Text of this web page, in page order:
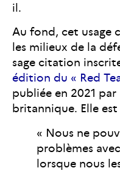
il.
Au fond, cet usage
les milieux de la
sage citation
édition du « Red
publiée en 2021
britannique. Elle
« Nous ne
problèmes
lorsque nous